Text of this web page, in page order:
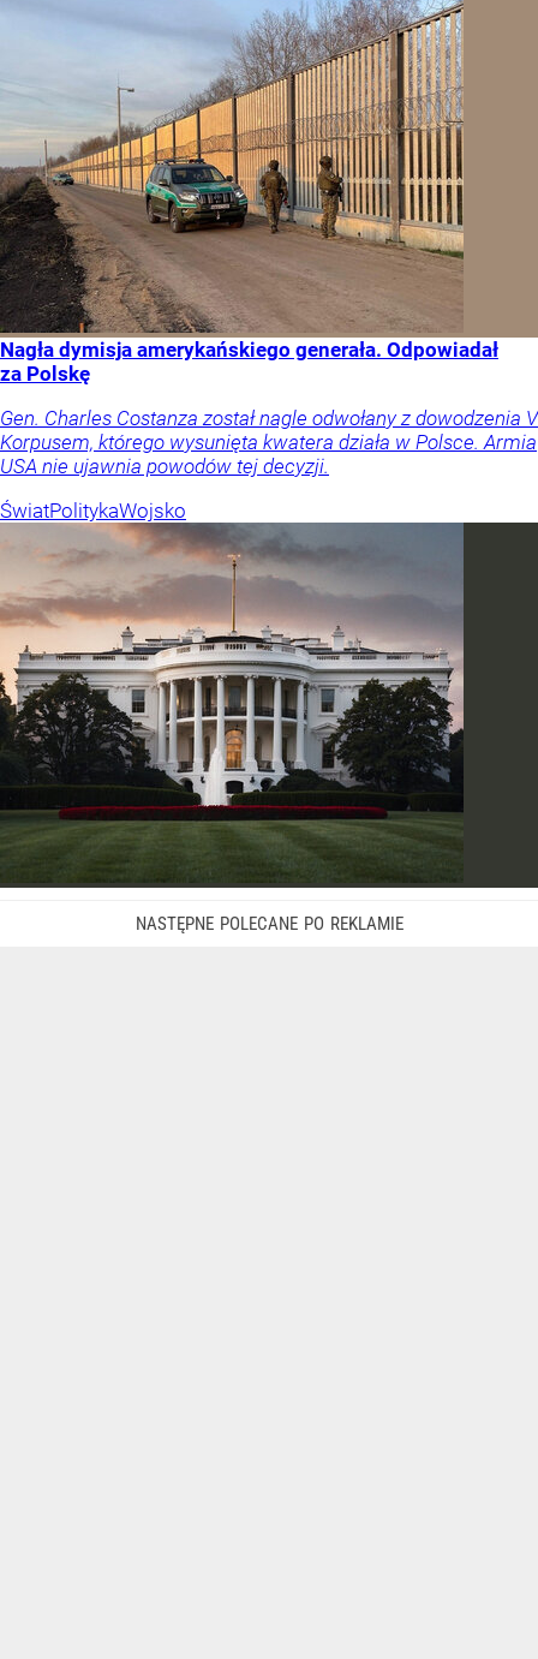
Nagła dymisja amerykańskiego generała. Odpowiadał
za Polskę
Gen. Charles Costanza został nagle odwołany z dowodzenia V
Korpusem, którego wysunięta kwatera działa w Polsce. Armia
USA nie ujawnia powodów tej decyzji.
ŚwiatPolitykaWojsko